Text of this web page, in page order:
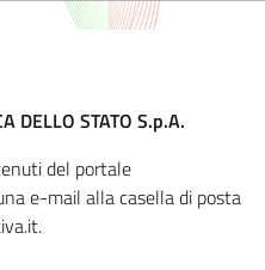
DELLO STATO S.p.A.
del portale
e-mail alla casella di posta